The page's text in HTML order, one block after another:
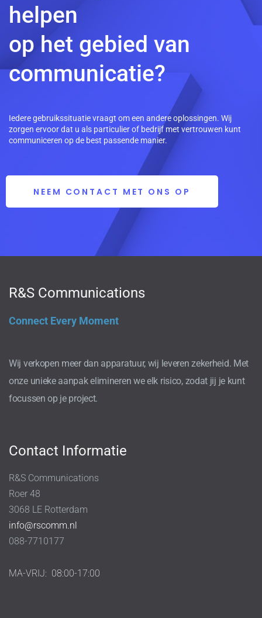
helpen
op het gebied van
communicatie?
Iedere gebruikssituatie vraagt om een andere oplossingen. Wij
zorgen ervoor dat u als particulier of bedrijf met vertrouwen kunt
communiceren op de best passende manier.
NEEM CONTACT MET ONS OP
R&S Communications
Connect Every Moment
Wij verkopen meer dan apparatuur, wij leveren zekerheid. Met
onze unieke aanpak elimineren we elk risico, zodat jij je kunt
focussen op je project.
Contact Informatie
R&S Communications
Roer 48
3068 LE Rotterdam
info@rscomm.nl
088-7710177
MA-VRIJ: 08:00-17:00